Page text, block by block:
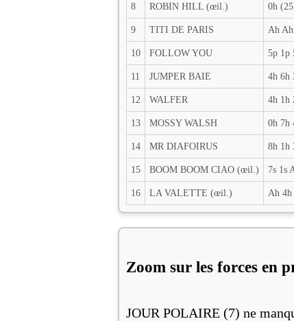
8 ROBIN HILL (œil.) 0h
9 TITI DE PARIS Ah
10 FOLLOW YOU 5p 1p
11 JUMPER BAIE 4h 6h
12 WALFER 4h 1h
13 MOSSY WALSH 0h 7h
14 MR DIAFOIRUS 8h 1h
15 BOOM BOOM CIAO (œil.) 7s 1s
16 LA VALETTE (œil.) Ah 4h
Zoom sur les forces en
JOUR POLAIRE (7) ne